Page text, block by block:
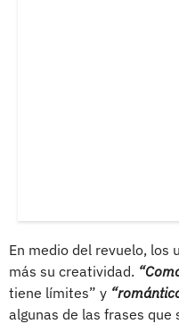
En medio del revuelo, los
más su creatividad.
tiene límites” y
algunas de las frases